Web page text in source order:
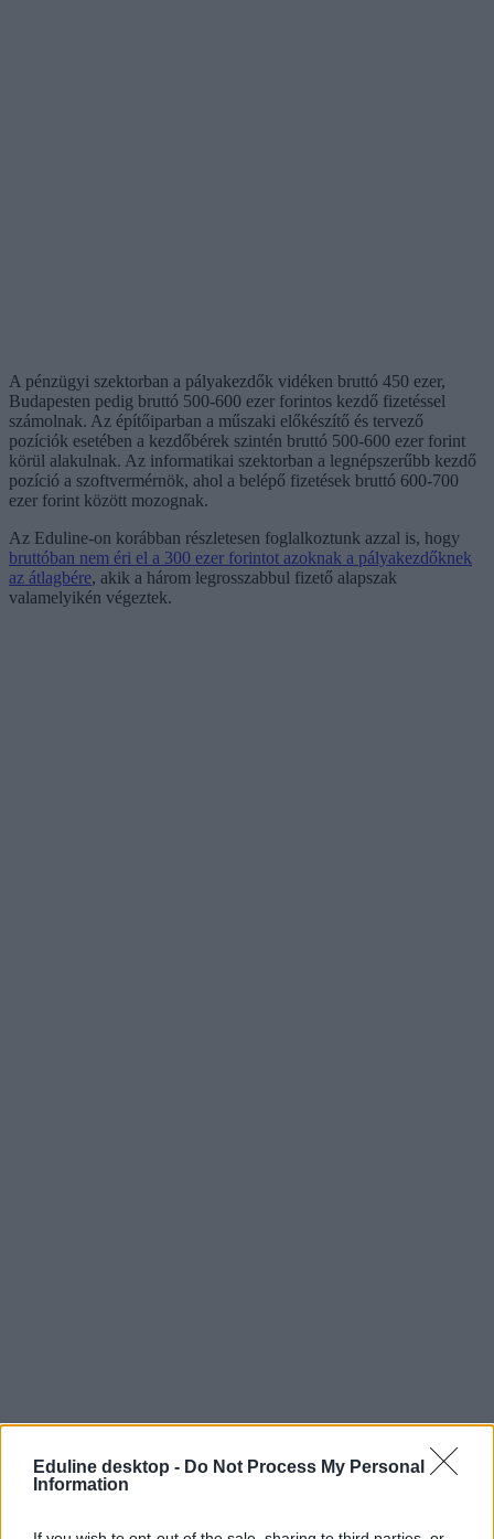
Eduline desktop - Do Not Process My Personal
Information
A pénzügyi szektorban a pályakezdők vidéken bruttó 450 ezer,
Budapesten pedig bruttó 500-600 ezer forintos kezdő fizetéssel
számolnak. Az építőiparban a műszaki előkészítő és tervező
pozíciók esetében a kezdőbérek szintén bruttó 500-600 ezer forint
körül alakulnak. Az informatikai szektorban a legnépszerűbb kezdő
pozíció a szoftvermérnök, ahol a belépő fizetések bruttó 600-700
ezer forint között mozognak.
Az Eduline-on korábban részletesen foglalkoztunk azzal is, hogy
bruttóban nem éri el a 300 ezer forintot azoknak a pályakezdőknek
az átlagbére, akik a három legrosszabbul fizető alapszak
valamelyikén végeztek.